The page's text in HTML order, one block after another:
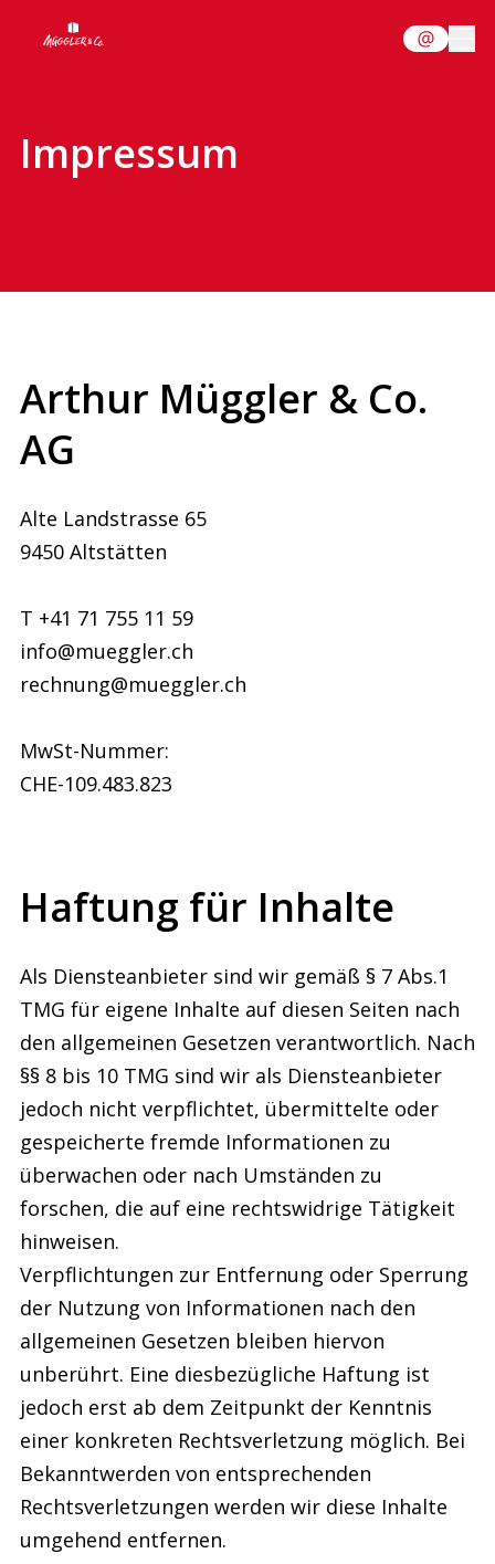
Impressum
Arthur Müggler & Co.
AG
Alte Landstrasse 65
9450 Altstätten
T +41 71 755 11 59
info@mueggler.ch
rechnung@mueggler.ch
MwSt-Nummer:
CHE-109.483.823
Haftung für Inhalte
Als Diensteanbieter sind wir gemäß § 7 Abs.1
TMG für eigene Inhalte auf diesen Seiten nach
den allgemeinen Gesetzen verantwortlich. Nach
§§ 8 bis 10 TMG sind wir als Diensteanbieter
jedoch nicht verpflichtet, übermittelte oder
gespeicherte fremde Informationen zu
überwachen oder nach Umständen zu
forschen, die auf eine rechtswidrige Tätigkeit
hinweisen.
Verpflichtungen zur Entfernung oder Sperrung
der Nutzung von Informationen nach den
allgemeinen Gesetzen bleiben hiervon
unberührt. Eine diesbezügliche Haftung ist
jedoch erst ab dem Zeitpunkt der Kenntnis
einer konkreten Rechtsverletzung möglich. Bei
Bekanntwerden von entsprechenden
Rechtsverletzungen werden wir diese Inhalte
umgehend entfernen.